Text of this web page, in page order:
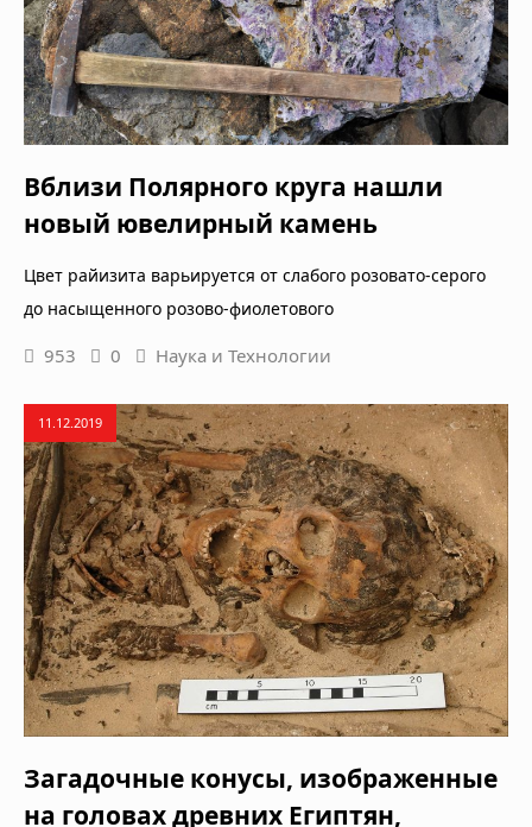
Вблизи Полярного круга нашли
новый ювелирный камень
Цвет райизита варьируется от слабого розовато-серого
до насыщенного розово-фиолетового
953 0 Наука и Технологии
11.12.2019
Загадочные конусы, изображенные
на головах древних Египтян,